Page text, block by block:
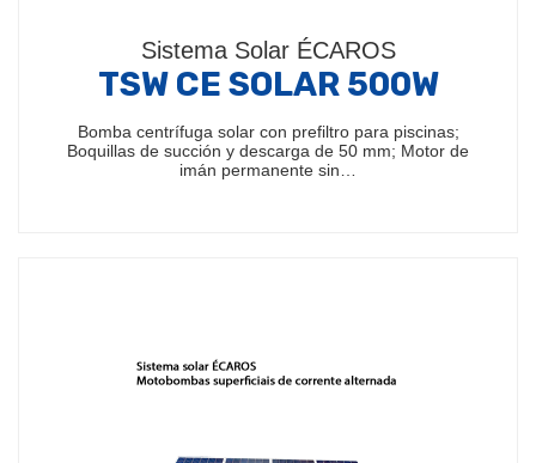
Sistema Solar ÉCAROS
TSW CE SOLAR 500W
Bomba centrífuga solar con prefiltro para piscinas;
Boquillas de succión y descarga de 50 mm; Motor de
imán permanente sin…